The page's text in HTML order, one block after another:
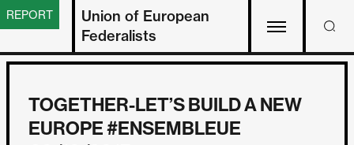
Union of European
Federalists
REPORT
TOGETHER-LET’S BUILD A NEW
EUROPE #ENSEMBLEUE